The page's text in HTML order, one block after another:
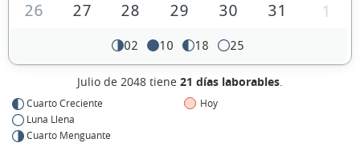
26
27 28 29 30 31 1
02 10 18 25
Julio de 2048 tiene 21 días laborables.
Cuarto Creciente
Luna Llena
Cuarto Menguante
Hoy